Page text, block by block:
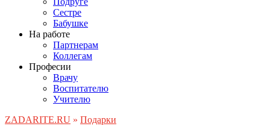
Сестре
Бабушке
На работе
Партнерам
Коллегам
Професии
Врачу
Воспитателю
Учителю
ZADARITE.RU » Подарки